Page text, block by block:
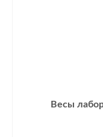
Весы